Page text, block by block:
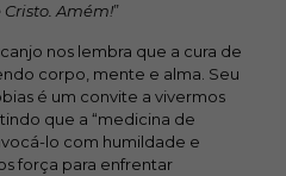
Amém!”
nos lembra que a cura de
corpo, mente e alma. Seu
é um convite a vivermos
que a “medicina de
lo com humildade e
força para enfrentar